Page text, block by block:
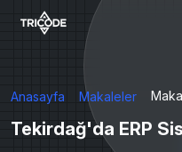
Anasayfa Makaleler
Tekirdağ'da ERP